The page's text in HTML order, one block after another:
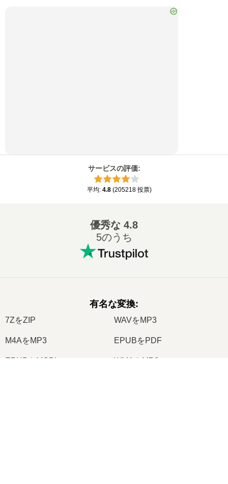
サービスの評価:
平均: 4.8 (205218 投票)
優秀な 4.8
5のうち
有名な変換:
7ZをZIP WAVをMP3
M4AをMP3 EPUBをPDF
EPUBをMOBI WMAをMP3